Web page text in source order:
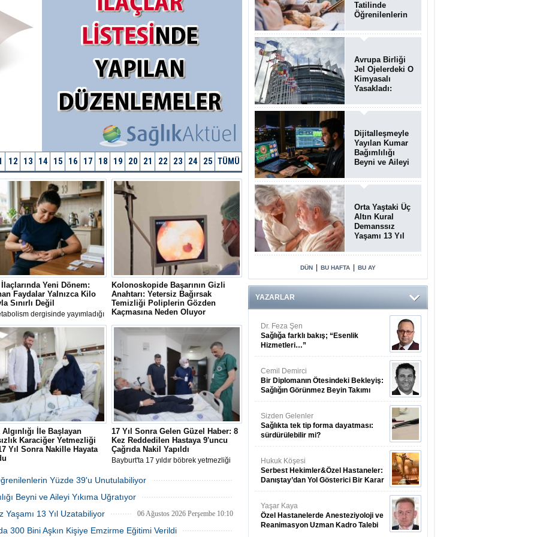
12 13 14 15 16 17 18 19 20 21 22 23 24 25 TÜMÜ
Yeni Dönem:
Faydalar Yalnızca Kilo
Sınırlı Değil
dergisinde yayımladığı
zayıflama ve diyabet
kullanılan GLP-1 ilaçlarının
ve organlar arası iletişim
üzerinden kilo kaybından
biyolojik mekanizmaları
ortaya çıktı
Kolonoskopide Başarının Gizli
Anahtarı: Yetersiz Bağırsak
Temizliği Poliplerin Gözden
Kaçmasına Neden Oluyor
Uluslararası kılavuzlar, her 4 ila 5
kolonoskopiden birinde bağırsak
temizliğinin yetersiz olduğunu ve bu
durumun kanser öncüsü poliplerin
atlanmasına yol açabildiğini ortaya
koyuyor.
İle Başlayan
Karaciğer Yetmezliği
Yıl Sonra Nakille Hayata
karaciğer yetmezliği
Özlem Aydemir, 17 yıldır
müjdeli habere kadavradan
17 Yıl Sonra Gelen Güzel Haber: 8
Kez Reddedilen Hastaya 9'uncu
Çağrıda Nakil Yapıldı
Bayburt'ta 17 yıldır böbrek yetmezliği
Mustafa Öztürk, 8 kez doku
uyumsuzluğu sebebiyle hüsrana
uğramasının ardından 9'uncu kez
hayata tutundu.
Yüzde 39'u Unutulabiliyor
Beyni ve Aileyi Yıkıma Uğratıyor
06 Ağustos 2026 Perşembe 10:45
Yaşamı 13 Yıl Uzatabiliyor 06 Ağustos 2026 Perşembe 10:10
300 Bini Aşkın Kişiye Emzirme Eğitimi Verildi
Tatilinde
Öğrenilenlerin
Unutulabiliyor
Avrupa Birliği
Jel Ojelerdeki O
Kimyasalı
Yasakladı:
Riski Uyarısı
Dijitalleşmeyle
Yayılan Kumar
Bağımlılığı
Beyni ve Aileyi
Uğratıyor
Orta Yaştaki Üç
Altın Kural
Demanssız
Yaşamı 13 Yıl
DÜN BU HAFTA BU AY
YAZARLAR
Dr. Feza Şen
Sağlığa farklı bakış; “Esenlik
Hizmetleri…”
Cemil Demirci
Bir Diplomanın Ötesindeki Bekleyiş:
Sağlığın Görünmez Beyin Takımı
Sizden Gelenler
Sağlıkta tek tip forma dayatması:
sürdürülebilir mi?
Hukuk Köşesi
Serbest Hekimler&Özel Hastaneler:
Danıştay’dan Yol Gösterici Bir Karar
Yaşar Kaya
Özel Hastanelerde Anesteziyoloji ve
Reanimasyon Uzman Kadro Talebi